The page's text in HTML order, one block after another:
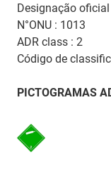
Designação
N°ONU : 1013
ADR class : 2
Código de
PICTOGRAMAS